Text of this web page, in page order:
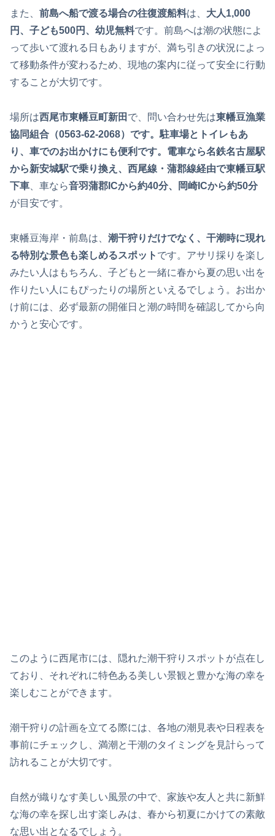
また、 前島へ船で渡る場合の往復渡船料は、 大人1,000
円、子ども500円、幼児無料です。前島へは潮の状態によ
って歩いて渡れる日もありますが、満ち引きの状況によっ
て移動条件が変わるため、現地の案内に従って安全に行動
することが大切です。
場所は西尾市東幡豆町新田 で、問い合わせ先は東幡豆漁業
協同組合（0563-62-2068）です。駐車場とトイレもあ
り、車でのお出かけにも便利です。電車なら名鉄名古屋駅
から新安城駅で乗り換え、西尾線・蒲郡線経由で東幡豆駅
下車 、車なら音羽蒲郡ICから約40分、岡崎ICから約50分
が目安です。
東幡豆海岸・前島は、 潮干狩りだけでなく、干潮時に現れ
る特別な景色も楽しめるスポット です。アサリ採りを楽し
みたい人はもちろん、子どもと一緒に春から夏の思い出を
作りたい人にもぴったりの場所といえるでしょう。お出か
け前には、必ず最新の開催日と潮の時間を確認してから向
かうと安心です。
このように西尾市には、隠れた潮干狩りスポットが点在し
ており、それぞれに特色ある美しい景観と豊かな海の幸を
楽しむことができます。
潮干狩りの計画を立てる際には、各地の潮見表や日程表を
事前にチェックし、満潮と干潮のタイミングを見計らって
訪れることが大切です。
自然が織りなす美しい風景の中で、家族や友人と共に新鮮
な海の幸を探し出す楽しみは、春から初夏にかけての素敵
な思い出となるでしょう。